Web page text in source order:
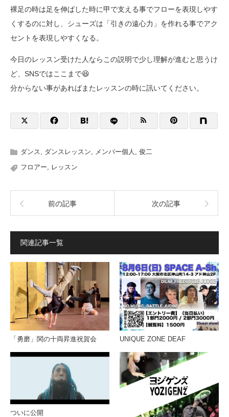
裸足の時は足を伸ばした時に甲で支える事でフローを表現しやす
くするのに対し、シューズは「引きの遠心力」を作れる事でアク
セントを表現しやすくなる。
今日のレッスン受けた人ならこの説明で少し理解が進むと思うけ
ど、SNSではここまで😆
分からない事があればまたレッスンの時に訊いてください。
ダンス ダンスレッスン メンバー個人
俊二
フロアー
レッスン
前の記事 次の記事
関連記事一覧
「勇磨」関の十両昇進祝賀会 UNIQUE ZONE DEAF
ついに公開